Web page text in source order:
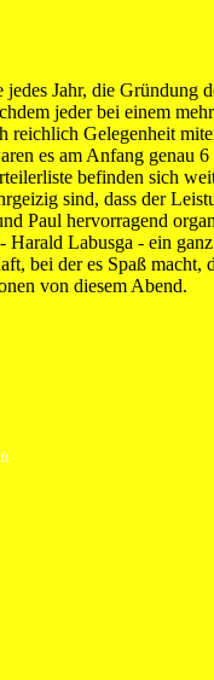
Jahr, die Gründung
jeder bei einem
reichlich Gelegenheit
es am Anfang genau
befinden sich
sind, dass der
Paul hervorragend
Labusga - ein
bei der es Spaß macht,
von diesem Abend.